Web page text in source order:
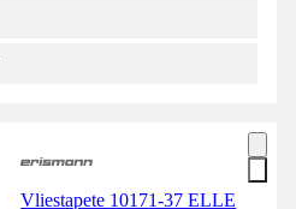
Vliestapete 10171-37 ELLE